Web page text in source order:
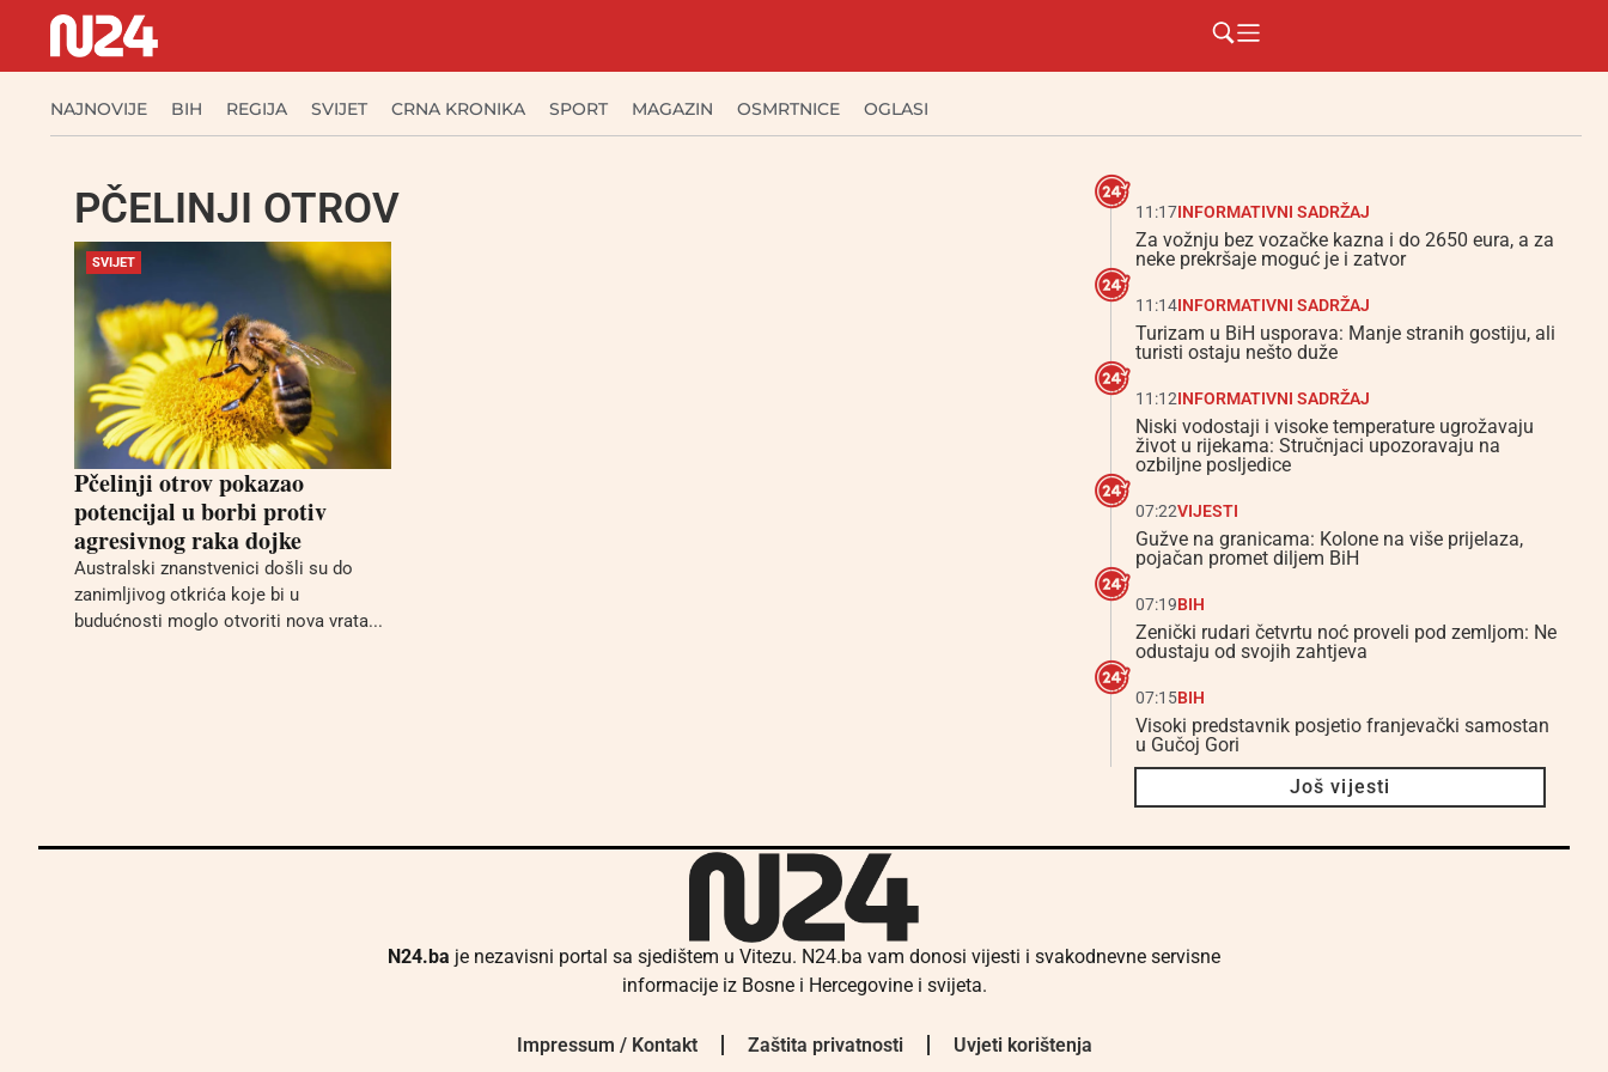
NAJNOVIJE BIH REGIJA SVIJET CRNA KRONIKA SPORT MAGAZIN OSMRTNICE OGLASI
PČELINJI OTROV
SVIJET
Pčelinji otrov pokazao
potencijal u borbi protiv
agresivnog raka dojke
Australski znanstvenici došli su do
zanimljivog otkrića koje bi u
budućnosti moglo otvoriti nova vrata...
11:17INFORMATIVNI SADRŽAJ
Za vožnju bez vozačke kazna i do 2650 eura, a za
neke prekršaje moguć je i zatvor
11:14INFORMATIVNI SADRŽAJ
Turizam u BiH usporava: Manje stranih gostiju, ali
turisti ostaju nešto duže
11:12INFORMATIVNI SADRŽAJ
Niski vodostaji i visoke temperature ugrožavaju
život u rijekama: Stručnjaci upozoravaju na
ozbiljne posljedice
07:22VIJESTI
Gužve na granicama: Kolone na više prijelaza,
pojačan promet diljem BiH
07:19BIH
Zenički rudari četvrtu noć proveli pod zemljom: Ne
odustaju od svojih zahtjeva
07:15BIH
Visoki predstavnik posjetio franjevački samostan
u Gučoj Gori
Još vijesti
N24.ba je nezavisni portal sa sjedištem u Vitezu. N24.ba vam donosi vijesti i svakodnevne servisne
informacije iz Bosne i Hercegovine i svijeta.
Impressum / Kontakt Zaštita privatnosti Uvjeti korištenja